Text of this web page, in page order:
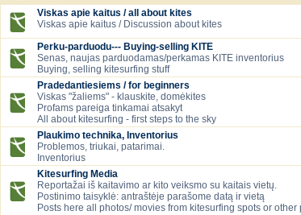
Viskas apie kaitus / all about kites
Viskas apie kaitus / Discussion about kites
Perku-parduodu--- Buying-selling KITE
Senas, naujas parduodamas/perkamas KITE inventorius
Buying, selling kitesurfing stuff
Pradedantiesiems / for beginners
Viskas "žaliems" - klauskite, domėkites
Profams pareiga tinkamai atsakyt
All about kitesurfing - first steps to the sky
Plaukimo technika, Inventorius
Problemos, triukai, patarimai.
Inventorius
Kitesurfing Media
Reportažai iš kaitavimo ar kito veiksmo su kaitais vietų.
Postinimo taisyklė: antraštėje parašome datą ir vietą
Posts here all photos/ movies from kitesurfing spots or other